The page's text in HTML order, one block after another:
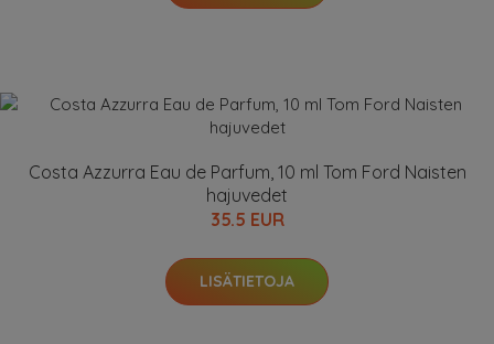
Costa Azzurra Eau de Parfum, 10 ml Tom Ford Naisten
hajuvedet
35.5 EUR
LISÄTIETOJA